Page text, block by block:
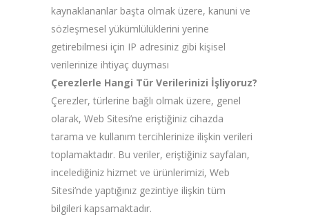
kaynaklananlar başta olmak üzere, kanuni ve
sözleşmesel yükümlülüklerini yerine
getirebilmesi için IP adresiniz gibi kişisel
verilerinize ihtiyaç duyması
Çerezlerle Hangi Tür Verilerinizi İşliyoruz?
Çerezler, türlerine bağlı olmak üzere, genel
olarak, Web Sitesi’ne eriştiğiniz cihazda
tarama ve kullanım tercihlerinize ilişkin verileri
toplamaktadır. Bu veriler, eriştiğiniz sayfaları,
incelediğiniz hizmet ve ürünlerimizi, Web
Sitesi’nde yaptığınız gezintiye ilişkin tüm
bilgileri kapsamaktadır.